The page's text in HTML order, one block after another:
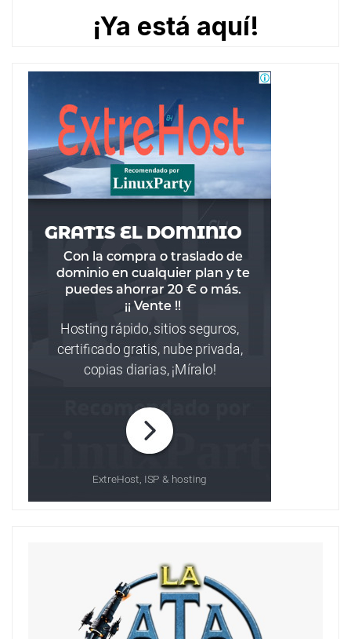
¡Ya está aquí!